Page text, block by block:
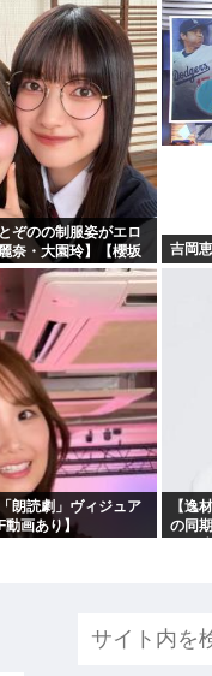
ぞのの制服姿がエロ
奈・大園玲】【櫻坂
吉岡
朗読劇」ヴィジュア
動画あり】
【逸
の同